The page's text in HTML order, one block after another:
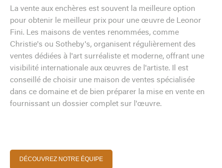
La vente aux enchères est souvent la meilleure option
pour obtenir le meilleur prix pour une œuvre de Leonor
Fini. Les maisons de ventes renommées, comme
Christie's ou Sotheby's, organisent régulièrement des
ventes dédiées à l'art surréaliste et moderne, offrant une
visibilité internationale aux œuvres de l'artiste. Il est
conseillé de choisir une maison de ventes spécialisée
dans ce domaine et de bien préparer la mise en vente en
fournissant un dossier complet sur l'œuvre.
DÉCOUVREZ NOTRE ÉQUIPE